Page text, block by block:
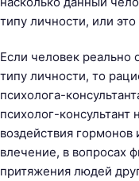
типу личности, или
Если человек реально
типу личности, то
психолога-
психолог-консультант
воздействия
влечение, в вопросах
притяжения людей